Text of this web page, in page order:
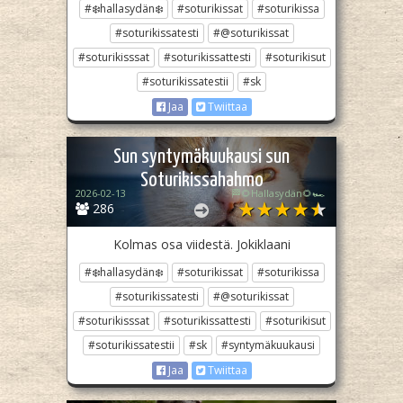
#❄️hallasydän❄️ #soturikissat
#soturikissa
#soturikissatesti
#@soturikissat
#soturikisssat
#soturikissattesti
#soturikisut
#soturikissatestii
#sk
Jaa
Twiittaa
Sun syntymäkuukausi sun
Soturikissahahmo
286
2026-02-13 🏁🌻Hallasydän🌻🏎️
Kolmas osa viidestä. Jokiklaani
#❄️hallasydän❄️ #soturikissat
#soturikissa
#soturikissatesti
#@soturikissat
#soturikisssat
#soturikissattesti
#soturikisut
#soturikissatestii
#sk
#syntymäkuukausi
Jaa
Twiittaa